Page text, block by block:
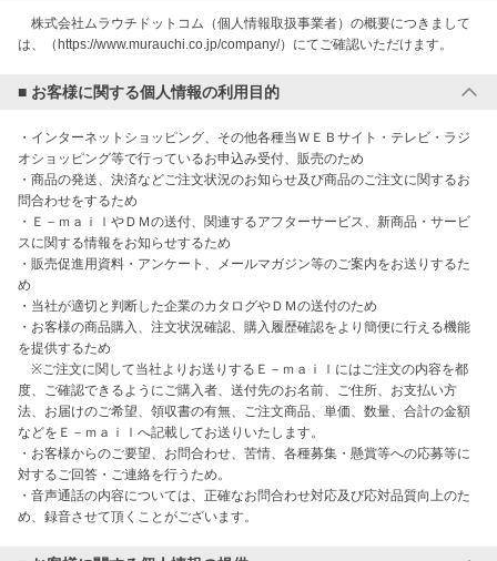
株式会社ムラウチドットコム（個人情報取扱事業者）の概要につきまして
は、（https://www.murauchi.co.jp/company/）にてご確認いただけます。
■ お客様に関する個人情報の利用目的
・インターネットショッピング、その他各種当ＷＥＢサイト・テレビ・ラジ
オショッピング等で行っているお申込み受付、販売のため
・商品の発送、決済などご注文状況のお知らせ及び商品のご注文に関するお
問合わせをするため
・Ｅ－ｍａｉｌやＤＭの送付、関連するアフターサービス、新商品・サービ
スに関する情報をお知らせするため
・販売促進用資料・アンケート、メールマガジン等のご案内をお送りするた
め
・当社が適切と判断した企業のカタログやＤＭの送付のため
・お客様の商品購入、注文状況確認、購入履歴確認をより簡便に行える機能
を提供するため
※ご注文に関して当社よりお送りするＥ－ｍａｉｌにはご注文の内容を都
度、ご確認できるようにご購入者、送付先のお名前、ご住所、お支払い方
法、お届けのご希望、領収書の有無、ご注文商品、単価、数量、合計の金額
などをＥ－ｍａｉｌへ記載してお送りいたします。
・お客様からのご要望、お問合わせ、苦情、各種募集・懸賞等への応募等に
対するご回答・ご連絡を行うため。
・音声通話の内容については、正確なお問合わせ対応及び応対品質向上のた
め、録音させて頂くことがございます。